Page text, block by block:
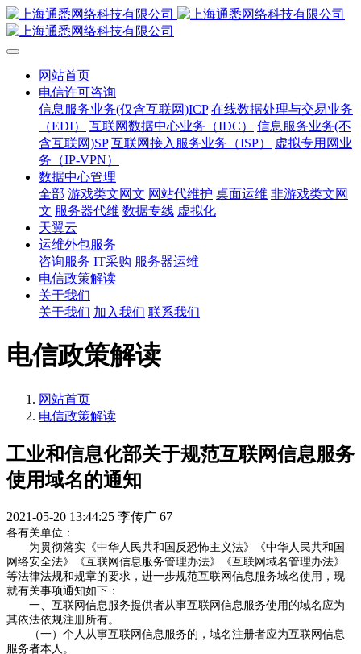
网站首页
电信许可咨询
信息服务业务(仅含互联网)ICP 在线数据处理与交易业务
（EDI）
互联网数据中心业务（IDC）
信息服务业务(不
含互联网)SP 互联网接入服务业务（ISP）
虚拟专用网业
务（IP-VPN）
数据中心管理
全部 游戏类文网文 网站代维护 桌面运维 非游戏类文网
文 服务器代维 数据专线 虚拟化
天翼云
运维外包服务
咨询服务 IT采购 服务器运维
电信政策解读
关于我们
关于我们 加入我们 联系我们
电信政策解读
网站首页
电信政策解读
工业和信息化部关于规范互联网信息服务
使用域名的通知
2021-05-20 13:44:25 李传广 67
各有关单位：
为贯彻落实《中华人民共和国反恐怖主义法》《中华人民共和国
网络安全法》《互联网信息服务管理办法》《互联网域名管理办法》
等法律法规和规章的要求，进一步规范互联网信息服务域名使用，现
就有关事项通知如下：
一、互联网信息服务提供者从事互联网信息服务使用的域名应为
其依法依规注册所有。
（一）个人从事互联网信息服务的，域名注册者应为互联网信息
服务者本人。